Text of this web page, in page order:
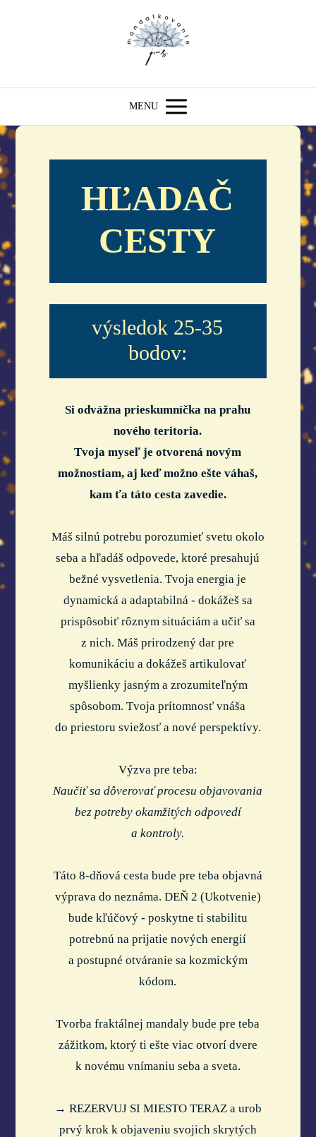
MENU
HĽADAČ
CESTY
výsledok 25-35
bodov:
Si odvážna prieskumníčka na prahu
nového teritoria.
Tvoja myseľ je otvorená novým
možnostiam, aj keď možno ešte váhaš,
kam ťa táto cesta zavedie.
Máš silnú potrebu porozumieť svetu okolo
seba a hľadáš odpovede, ktoré presahujú
bežné vysvetlenia. Tvoja energia je
dynamická a adaptabilná - dokážeš sa
prispôsobiť rôznym situáciám a učiť sa
z nich. Máš prirodzený dar pre
komunikáciu a dokážeš artikulovať
myšlienky jasným a zrozumiteľným
spôsobom. Tvoja prítomnosť vnáša
do priestoru sviežosť a nové perspektívy.
Výzva pre teba:
Naučiť sa dôverovať procesu objavovania
bez potreby okamžitých odpovedí
a kontroly.
Táto 8-dňová cesta bude pre teba objavná
výprava do neznáma. DEŇ 2 (Ukotvenie)
bude kľúčový - poskytne ti stabilitu
potrebnú na prijatie nových energií
a postupné otváranie sa kozmickým
kódom.
Tvorba fraktálnej mandaly bude pre teba
zážitkom, ktorý ti ešte viac otvorí dvere
k novému vnímaniu seba a sveta.
→ REZERVUJ SI MIESTO TERAZ a urob
prvý krok k objaveniu svojich skrytých